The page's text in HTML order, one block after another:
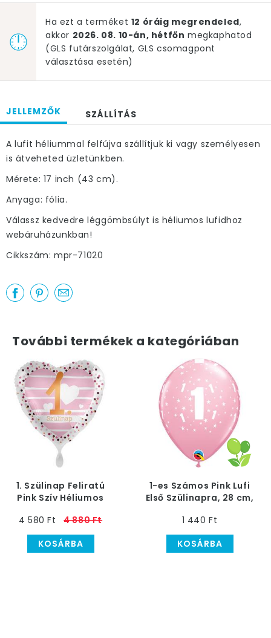
Ha ezt a terméket 12 óráig megrendeled,
akkor 2026. 08. 10-án, hétfőn megkaphatod
(GLS futárszolgálat, GLS csomagpont
választása esetén)
JELLEMZŐK SZÁLLÍTÁS
A lufit héliummal felfújva szállítjuk ki vagy személyesen
is átveheted üzletünkben.
Mérete: 17 inch (43 cm).
Anyaga: fólia.
Válassz kedvedre léggömbsúlyt is héliumos lufidhoz
webáruházunkban!
Cikkszám: mpr-71020
További termékek a kategóriában
1. Szülinap Feliratú
Pink Szív Héliumos
4 580 Ft
4 880 Ft
KOSÁRBA
1-es Számos Pink Lufi
Első Szülinapra, 28 cm,
1 440 Ft
KOSÁRBA